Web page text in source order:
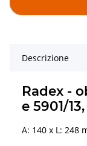
Descrizione
Radex -
e 5901/
A: 140 x L: 248